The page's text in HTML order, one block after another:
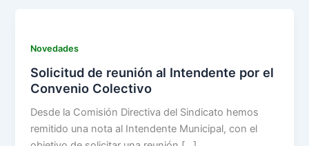
Novedades
Solicitud de reunión al Intendente por el
Convenio Colectivo
Desde la Comisión Directiva del Sindicato hemos
remitido una nota al Intendente Municipal, con el